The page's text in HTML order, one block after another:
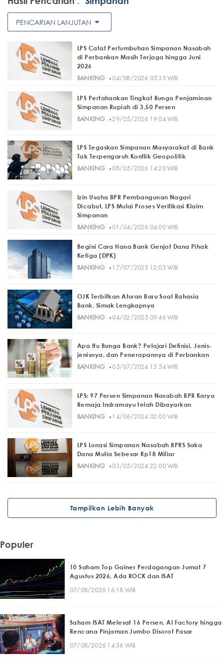
PENCARIAN LANJUTAN arrow_drop_down
LPS Catat Pertumbuhan Simpanan Nasabah
di Perbankan Masih Terjaga hingga Juni
2026
BANKING· 04/08/2026 05:35 WIB
LPS Pertahankan Tingkat Bunga Penjaminan
Simpanan Rupiah di 3,50 Persen
BANKING· 29/05/2026 19:04 WIB
LPS Tegaskan Simpanan Masyarakat di Bank
Tak Terpengaruh Konflik Geopolitik
BANKING· 08/05/2026 14:20 WIB
Izin Usaha BPR Pembangunan Nagari
Dicabut, LPS Mulai Proses Verifikasi Klaim
Simpanan
BANKING· 01/04/2026 04:00 WIB
Begini Cara Hana Bank Genjot Dana Pihak
Ketiga (DPK)
BANKING· 17/07/2025 12:03 WIB
OJK Terbitkan Aturan Baru Soal Rahasia
Bank, Simak Lengkapnya
BANKING· 04/02/2025 09:46 WIB
Apa Itu Bunga Bank? Pelajari Definisi, Jenis-
jenisnya, dan Penerapannya di Perbankan
BANKING· 05/07/2024 13:54 WIB
LPS: 97 Persen Simpanan Nasabah BPR Karya
Remaja Indramayu telah Dibayarkan
BANKING· 14/06/2024 02:00 WIB
LPS Lunasi Simpanan Nasabah BPRS Saka
Dana Mulia Sebesar Rp18 Miliar
BANKING· 03/05/2024 22:00 WIB
Tampilkan Lebih Banyak
Populer
10 Saham Top Gainer Perdagangan Jumat 7
Agustus 2026, Ada ROCK dan ISAT
07/08/2026 16:18 WIB
Saham ISAT Melesat 16 Persen, AI Factory hingga
Rencana Pinjaman Jumbo Disorot Pasar
07/08/2026 14:36 WIB